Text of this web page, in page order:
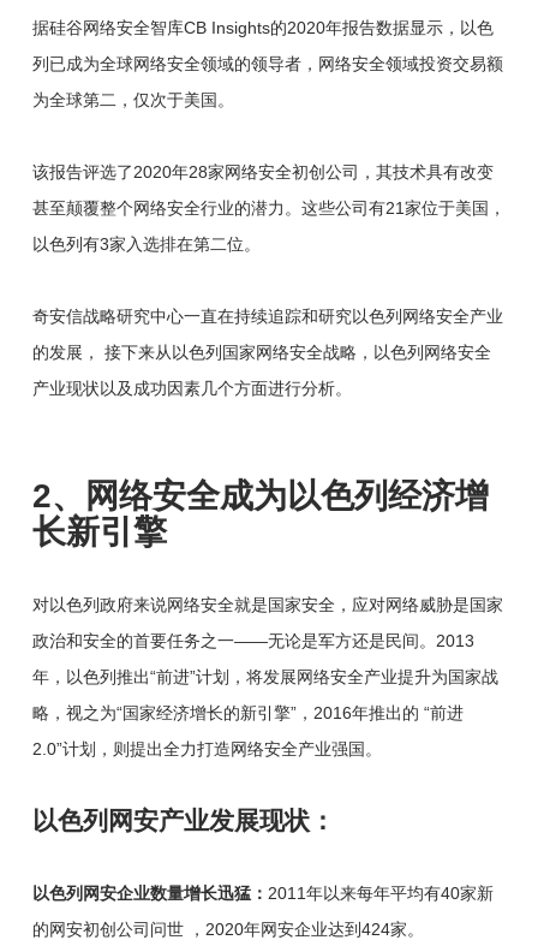
据硅谷网络安全智库CB Insights的2020年报告数据显示，以色
列已成为全球网络安全领域的领导者，网络安全领域投资交易额
为全球第二，仅次于美国。
该报告评选了2020年28家网络安全初创公司，其技术具有改变
甚至颠覆整个网络安全行业的潜力。这些公司有21家位于美国，
以色列有3家入选排在第二位。
奇安信战略研究中心一直在持续追踪和研究以色列网络安全产业
的发展， 接下来从以色列国家网络安全战略，以色列网络安全
产业现状以及成功因素几个方面进行分析。
2、网络安全成为以色列经济增
长新引擎
对以色列政府来说网络安全就是国家安全，应对网络威胁是国家
政治和安全的首要任务之一——无论是军方还是民间。2013
年，以色列推出“前进”计划，将发展网络安全产业提升为国家战
略，视之为“国家经济增长的新引擎”，2016年推出的 “前进
2.0”计划，则提出全力打造网络安全产业强国。
以色列网安产业发展现状：
以色列网安企业数量增长迅猛： 2011年以来每年平均有40家新
的网安初创公司问世 ，2020年网安企业达到424家。